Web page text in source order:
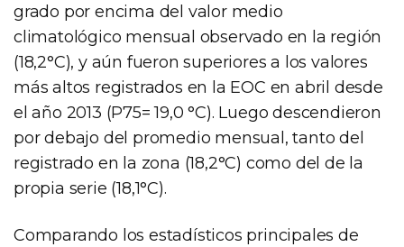
grado por encima del valor medio
climatológico mensual observado en la región
(18,2°C), y aún fueron superiores a los valores
más altos registrados en la EOC en abril desde
el año 2013 (P75= 19,0 °C). Luego descendieron
por debajo del promedio mensual, tanto del
registrado en la zona (18,2°C) como del de la
propia serie (18,1°C).
Comparando los estadísticos principales de